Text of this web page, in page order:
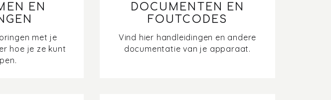
EN
met je
hoe je ze kunt
DOCUMENTEN EN
FOUTCODES
Vind hier handleidingen en andere
documentatie van je apparaat.